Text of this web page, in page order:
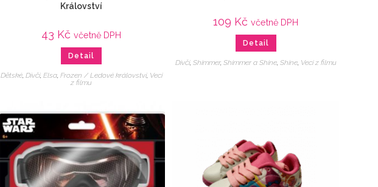
Království
43 Kč včetně DPH
Detail
Dětské, Dívčí, Elsa, Frozen / Ledové království, Veci
z filmu
109 Kč včetně DPH
Detail
Dívčí, Shimmer, Shimmer a Shine, Shine, Veci z filmu